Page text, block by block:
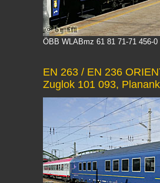
ÖBB WLABmz 61 81 71-71 456-0
EN 263 / EN 236
Zuglok 101 093,